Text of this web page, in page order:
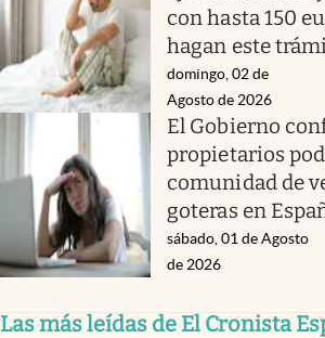
con hasta 150
hagan este
domingo, 02 de
Agosto de 2026
El Gobierno
propietarios
comunidad de
goteras en
sábado, 01 de Agosto
de 2026
Las más leídas de El Cronista